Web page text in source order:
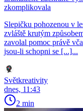
zkomplikovala
Slepičku pohozenou v
zvláště krutým
zavolal pomoc právě
jsou-li schopni se [...]...
Světkreativity
dnes, 11:43
2 min